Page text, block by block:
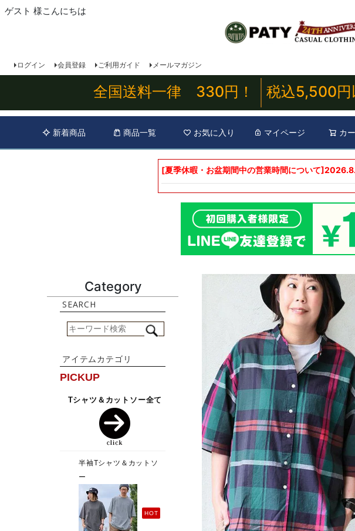
ゲスト 様こんにちは
ログイン 会員登録 ご利用ガイド メールマガジン
全国送料一律 330円！ 税込5,500円
新着商品 商品一覧 お気に入り マイページ カ
[夏季休暇・お盆期間中の営業時間について]
Category